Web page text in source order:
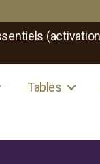
Tables